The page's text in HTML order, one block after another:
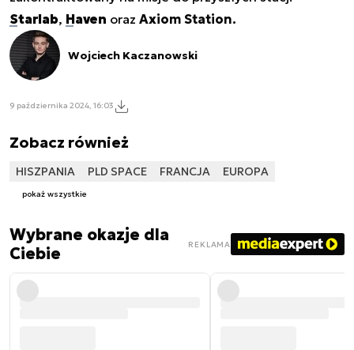
Starlab, Haven oraz Axiom Station.
Wojciech Kaczanowski
9 października 2024, 16:03
Zobacz również
HISZPANIA PLD SPACE FRANCJA EUROPA
pokaż wszystkie
Wybrane okazje dla
Ciebie
REKLAMA